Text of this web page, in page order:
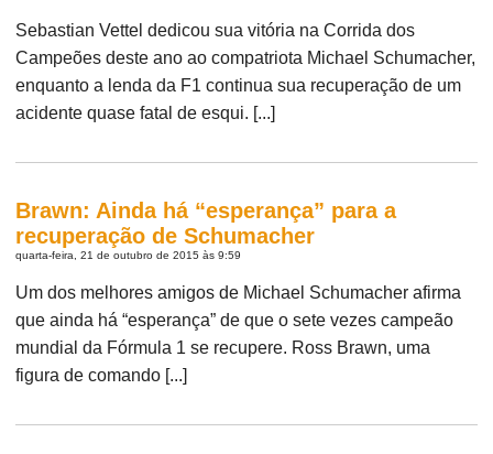
Sebastian Vettel dedicou sua vitória na Corrida dos
Campeões deste ano ao compatriota Michael Schumacher,
enquanto a lenda da F1 continua sua recuperação de um
acidente quase fatal de esqui. [...]
Brawn: Ainda há “esperança” para a
recuperação de Schumacher
quarta-feira, 21 de outubro de 2015 às 9:59
Um dos melhores amigos de Michael Schumacher afirma
que ainda há “esperança” de que o sete vezes campeão
mundial da Fórmula 1 se recupere. Ross Brawn, uma
figura de comando [...]